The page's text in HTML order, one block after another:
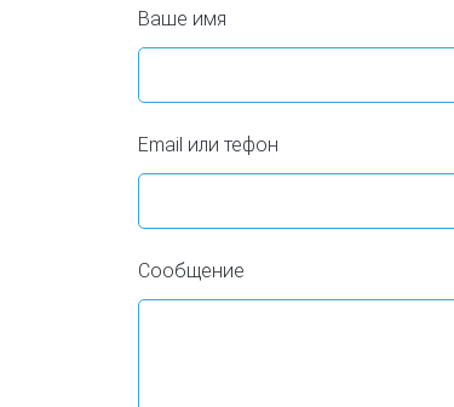
Ваше имя
Email или тефон
Сообщение